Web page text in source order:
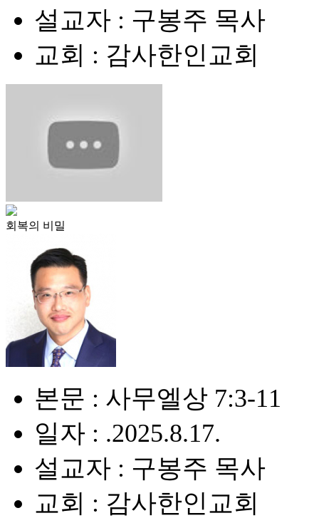
설교자 : 구봉주 목사
교회 : 감사한인교회
회복의 비밀
본문 : 사무엘상 7:3-11
일자 : .2025.8.17.
설교자 : 구봉주 목사
교회 : 감사한인교회